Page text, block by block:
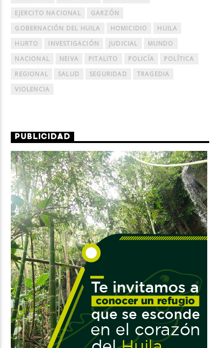
EJERCITO NACIONAL
GARZÓN
GOBERNACIÓN DEL HUILA
HOMICIDIO
HUILA
HURTO
INVESTIGACIÓN JUDICIAL
MUNDO
NACIONAL
NEIVA PITALITO POLICÍA
POLÍTICA
REGIONAL
SALUD SEGURIDAD
TRAGEDIA
VIOLENCIA
PUBLICIDAD